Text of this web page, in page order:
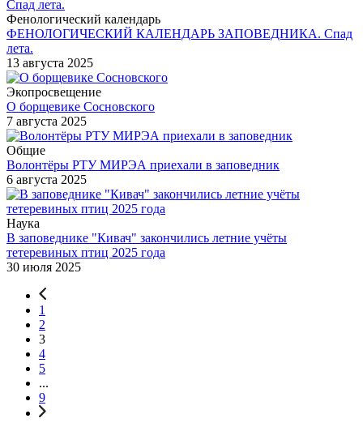
Фенологический календарь
ФЕНОЛОГИЧЕСКИЙ КАЛЕНДАРЬ ЗАПОВЕДНИКА. Спад
лета.
13 августа 2025
Экопросвещение
О борщевике Сосновского
7 августа 2025
Общие
Волонтёры РТУ МИРЭА приехали в заповедник
6 августа 2025
Наука
В заповеднике "Кивач" закончились летние учёты
тетеревиных птиц 2025 года
30 июля 2025
1
2
3
4
5
...
9